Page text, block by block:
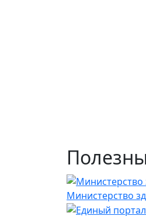
Министерство